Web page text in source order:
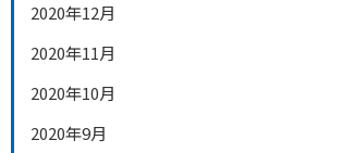
2020年12月
2020年11月
2020年10月
2020年9月